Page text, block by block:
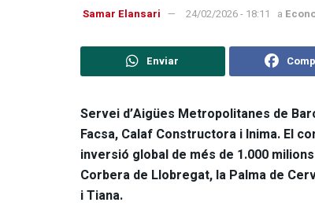
Samar Elansari 24/02/2026 - 18:11 a
Enviar
Servei d’Aigües Metropolitanes de
Facsa, Calaf Constructora i Inima. El
inversió global de més de 1.000
Corbera de Llobregat, la Palma de
i Tiana.